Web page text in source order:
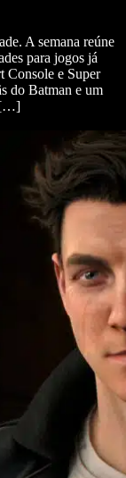
A semana reúne
para jogos já
Console e Super
do Batman e um
[…]